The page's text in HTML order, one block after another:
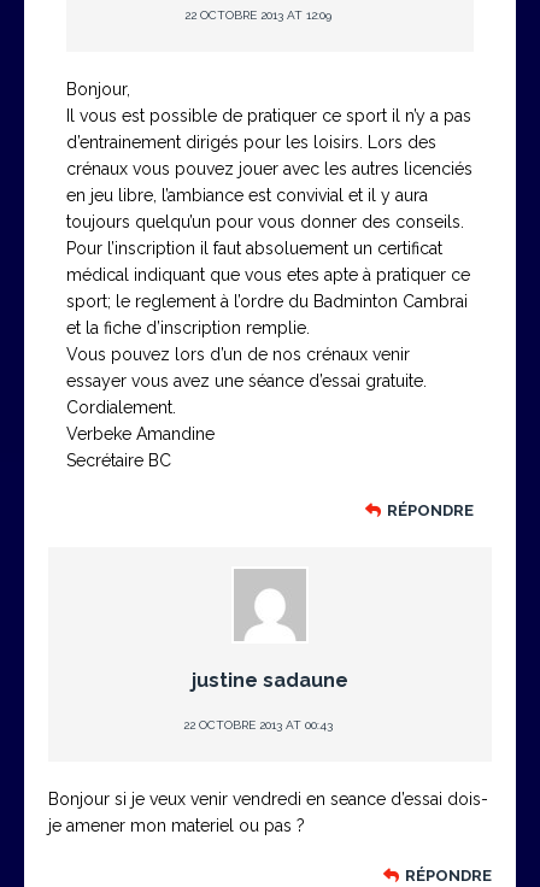
22 OCTOBRE 2013 AT 12:09
Bonjour,
Il vous est possible de pratiquer ce sport il n’y a pas
d’entrainement dirigés pour les loisirs. Lors des
crénaux vous pouvez jouer avec les autres licenciés
en jeu libre, l’ambiance est convivial et il y aura
toujours quelqu’un pour vous donner des conseils.
Pour l’inscription il faut absoluement un certificat
médical indiquant que vous etes apte à pratiquer ce
sport; le reglement à l’ordre du Badminton Cambrai
et la fiche d’inscription remplie.
Vous pouvez lors d’un de nos crénaux venir
essayer vous avez une séance d’essai gratuite.
Cordialement.
Verbeke Amandine
Secrétaire BC
RÉPONDRE
justine sadaune
22 OCTOBRE 2013 AT 00:43
Bonjour si je veux venir vendredi en seance d’essai dois-
je amener mon materiel ou pas ?
RÉPONDRE